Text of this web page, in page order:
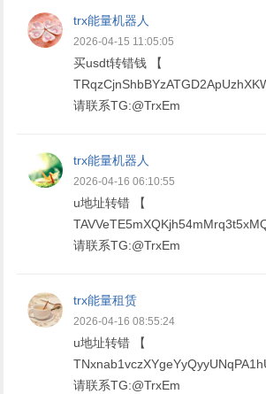
trx能量机器人
2026-04-15 11:05:05
买usdt转错钱 【
请联系TG:@TrxEm
trx能量机器人
2026-04-16 06:10:55
u地址转错 【
请联系TG:@TrxEm
trx能量租赁
2026-04-16 08:55:24
u地址转错 【
请联系TG:@TrxEm